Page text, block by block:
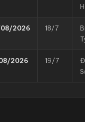
2026 18/7
2026 19/7